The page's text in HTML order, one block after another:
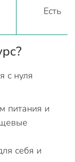
Есть
с нуля
питания и
себя и